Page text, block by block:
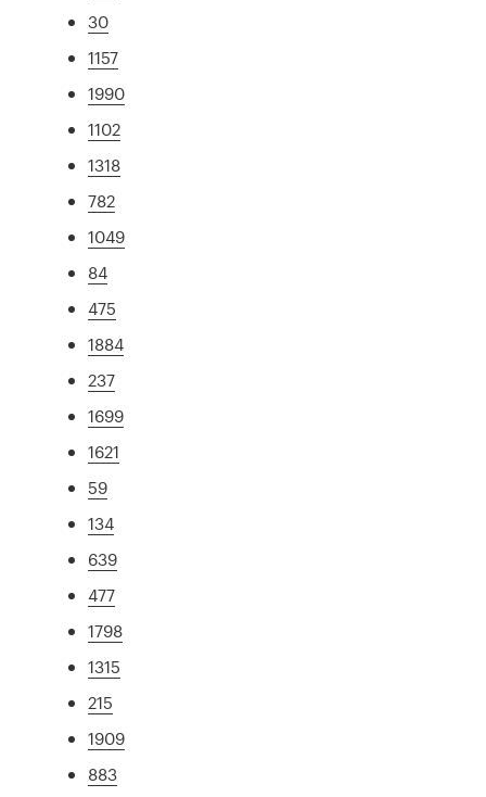
30
1157
1990
1102
1318
782
1049
84
475
1884
237
1699
1621
59
134
639
477
1798
1315
215
1909
883